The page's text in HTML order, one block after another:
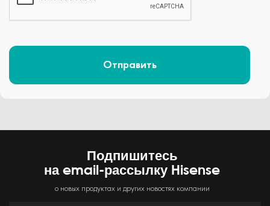
Подпишитесь
на email-рассылку Hisense
о новых продуктах и других новостях компании